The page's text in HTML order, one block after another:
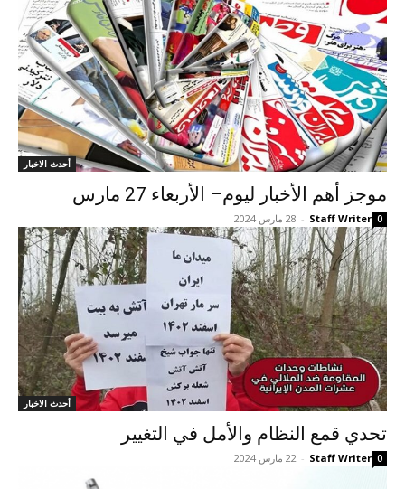
أحدث الاخبار
موجز أهم الأخبار لیوم– الأربعاء 27 مارس
Staff Writer
- 28 مارس 2024 0
أحدث الاخبار
تحدي قمع النظام والأمل في التغيير
Staff Writer
- 22 مارس 2024 0